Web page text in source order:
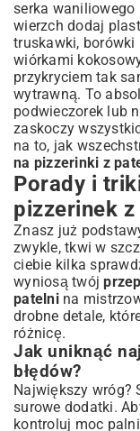
serka waniliowego
wierzch dodaj
truskawki,
wiórkami
przykryciem tak
wytrawną. To
podwieczorek lub
zaskoczy
na to, jak
na pizzerinki z
Porady i
pizzerinek
Znasz już
zwykle, tkwi w
ciebie kilka
wyniosą twój
patelnina
drobne detale,
różnicę.
Jak uniknąć
błędów?
Największy wróg?
surowe dodatki.
kontroluj moc